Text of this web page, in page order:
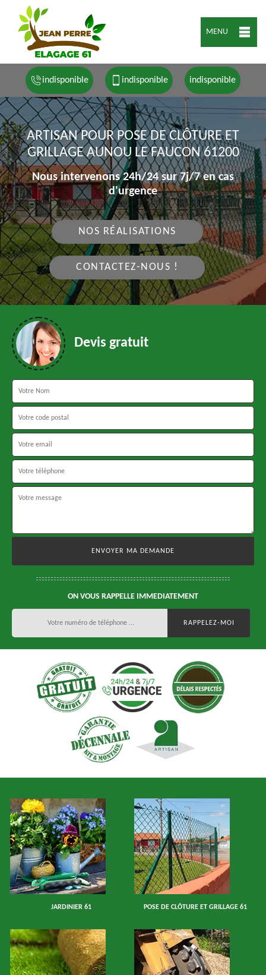
MENU
indisponible indisponible indisponible
ARTISAN POUR POSE DE CLÔTURE ET
GRILLAGE AUNOU LE FAUCON 61200
Nous intervenons 24h/24 sur 7j/7 en cas
d'urgence
NOS RÉALISATIONS
CONTACTEZ-NOUS !
Devis gratuit
ON VOUS RAPPELLE IMMEDIATEMENT
JARDINIER 61 POSE DE CLÔTURE ET GRILLAGE 61